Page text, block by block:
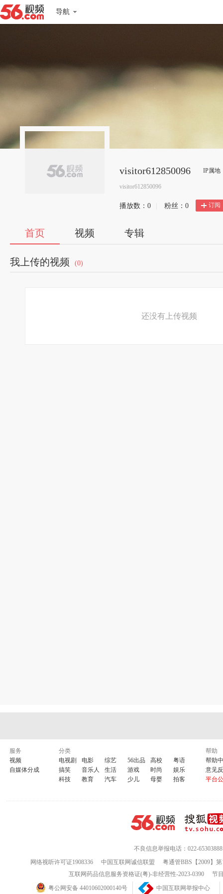
导航
visitor612850096 IP属地
visitor612850096
播放数： 0 粉丝： 0 订阅
首页 视频 专辑
我上传的视频 (0)
还没有上传视频
服务
视频
自媒体分成
分类
电视剧
电影 综艺 56出品 高校
粤语
搞笑
音乐人 生活 游戏 时尚
娱乐
科技
教育 汽车 少儿 母婴 拍客
帮助
帮助
意见
平台
不良信息举报电话：022-65303888
网络视听许可证1908336
中国互联网诚信联盟
粤通管BBS【2009】
互联网药品信息服务资格证(粤)-非经营性-2023-0390
节
粤公网安备 44010602000140号
中国互联网举报中心